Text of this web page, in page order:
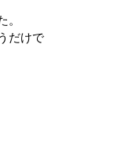
。
だけで